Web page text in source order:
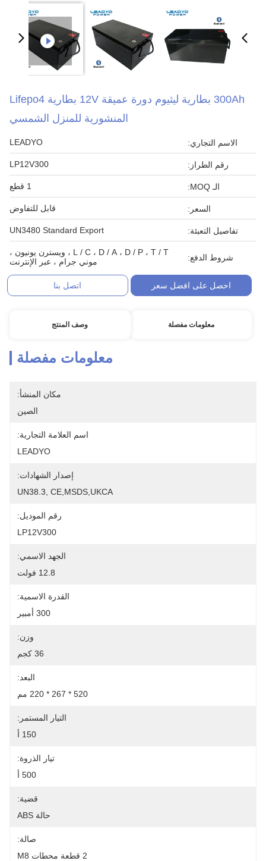
300Ah بطارية ليثيوم دورة عميقة 12V بطارية Lifepo4
المنشورية للمنزل الشمسي
الاسم التجاري: LEADYO
رقم الطراز: LP12V300
الـ MOQ: 1 قطع
السعر: قابل للتفاوض
تفاصيل التعبئة: UN3480 Standard Export
شروط الدفع:
L / C ، D / A ، D / P ، T / T ، ويسترن يونيون ،
موني جرام ، عبر الإنترنت
احصل على افضل سعر اتصل بنا
معلومات مفصلة وصف المنتج
معلومات مفصلة
مكان المنشأ:
الصين
اسم العلامة التجارية:
LEADYO
إصدار الشهادات:
UN38.3, CE,MSDS,UKCA
رقم الموديل:
LP12V300
الجهد الاسمي:
12.8 فولت
القدرة الاسمية:
300 أمبير
وزن:
36 كجم
البعد:
520 * 267 * 220 مم
التيار المستمر:
150 أ
تيار الذروة:
500 أ
قضية:
حالة ABS
صالة:
2 قطعة محطات M8